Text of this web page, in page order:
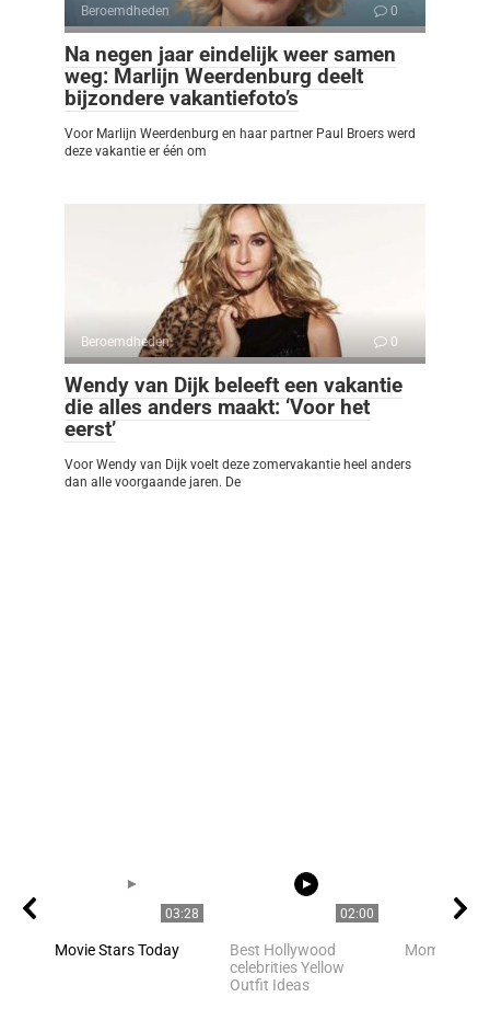
Beroemdheden 0
Na negen jaar eindelijk weer samen
weg: Marlijn Weerdenburg deelt
bijzondere vakantiefoto’s
Voor Marlijn Weerdenburg en haar partner Paul Broers werd
deze vakantie er één om
Beroemdheden 0
Wendy van Dijk beleeft een vakantie
die alles anders maakt: ‘Voor het
eerst’
Voor Wendy van Dijk voelt deze zomervakantie heel anders
dan alle voorgaande jaren. De
03:28
Movie Stars Today
02:00
Best Hollywood
celebrities Yellow
Outfit Ideas
Mom is